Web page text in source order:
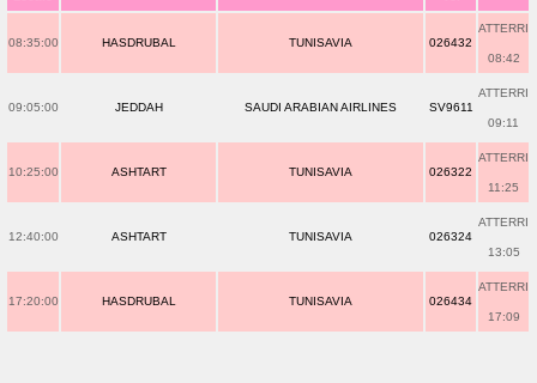
08:35:00 HASDRUBAL TUNISAVIA 026432
ATTERRI
08:42
09:05:00 JEDDAH SAUDI ARABIAN AIRLINES SV9611
ATTERRI
09:11
10:25:00 ASHTART TUNISAVIA 026322
ATTERRI
11:25
12:40:00 ASHTART TUNISAVIA 026324
ATTERRI
13:05
17:20:00 HASDRUBAL TUNISAVIA 026434
ATTERRI
17:09